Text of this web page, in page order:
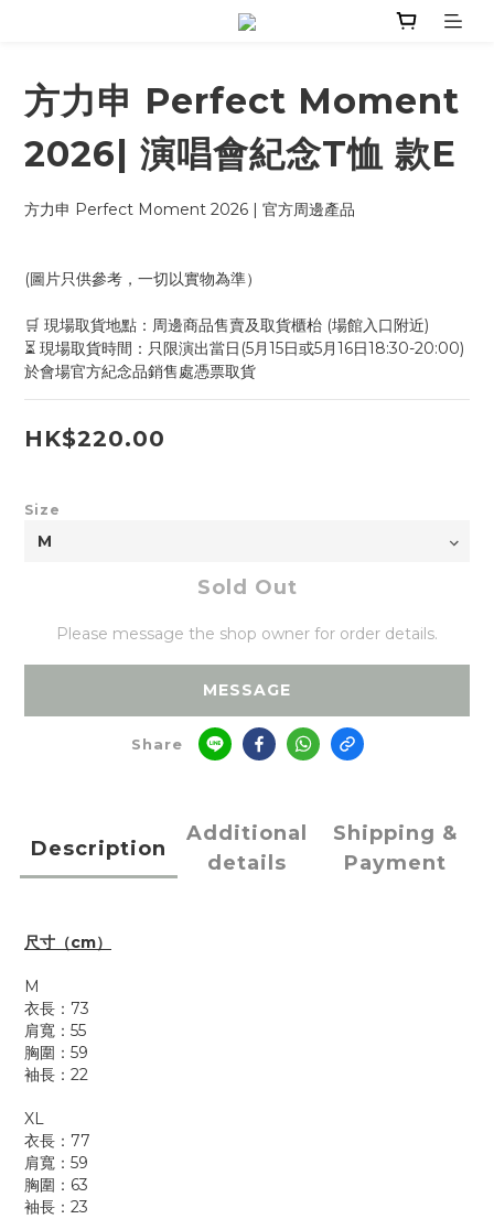
方力申 Perfect Moment
2026| 演唱會紀念T恤 款E
方力申 Perfect Moment 2026 | 官方周邊產品
(圖片只供參考，一切以實物為準）
🛒 現場取貨地點：周邊商品售賣及取貨櫃枱 (場館入口附近)
⏳ 現場取貨時間：只限演出當日(5月15日或5月16日18:30-20:00)
於會場官方紀念品銷售處憑票取貨
HK$220.00
Size
Sold Out
Please message the shop owner for order details.
MESSAGE
Share
Description
Additional
details
Shipping &
Payment
尺寸（cm）
M
衣長：73
肩寬：55
胸圍：59
袖長：22
XL
衣長：77
肩寬：59
胸圍：63
袖長：23